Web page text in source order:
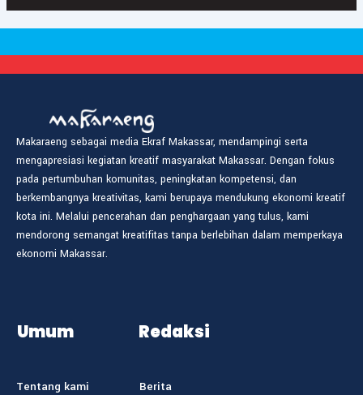
Makaraeng sebagai media Ekraf Makassar, mendampingi serta
mengapresiasi kegiatan kreatif masyarakat Makassar. Dengan fokus
pada pertumbuhan komunitas, peningkatan kompetensi, dan
berkembangnya kreativitas, kami berupaya mendukung ekonomi kreatif
kota ini. Melalui pencerahan dan penghargaan yang tulus, kami
mendorong semangat kreatifitas tanpa berlebihan dalam memperkaya
ekonomi Makassar.
Tentang kami
Umum Redaksi
Berita